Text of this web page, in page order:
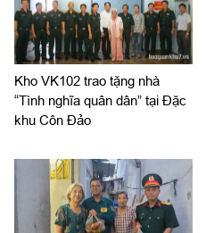
Kho VK102 trao tặng nhà
“Tình nghĩa quân dân” tại Đặc
khu Côn Đảo